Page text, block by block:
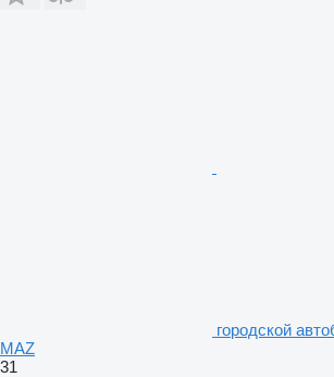
городской
MAZ
31